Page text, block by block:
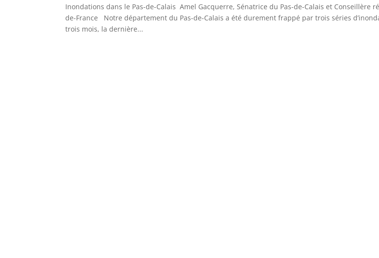
Inondations dans le Pas-de-Calais Amel Gacquerre, Sénatrice du Pas-de-Calais et Conseillère
de-France Notre département du Pas-de-Calais a été durement frappé par trois séries
trois mois, la dernière...